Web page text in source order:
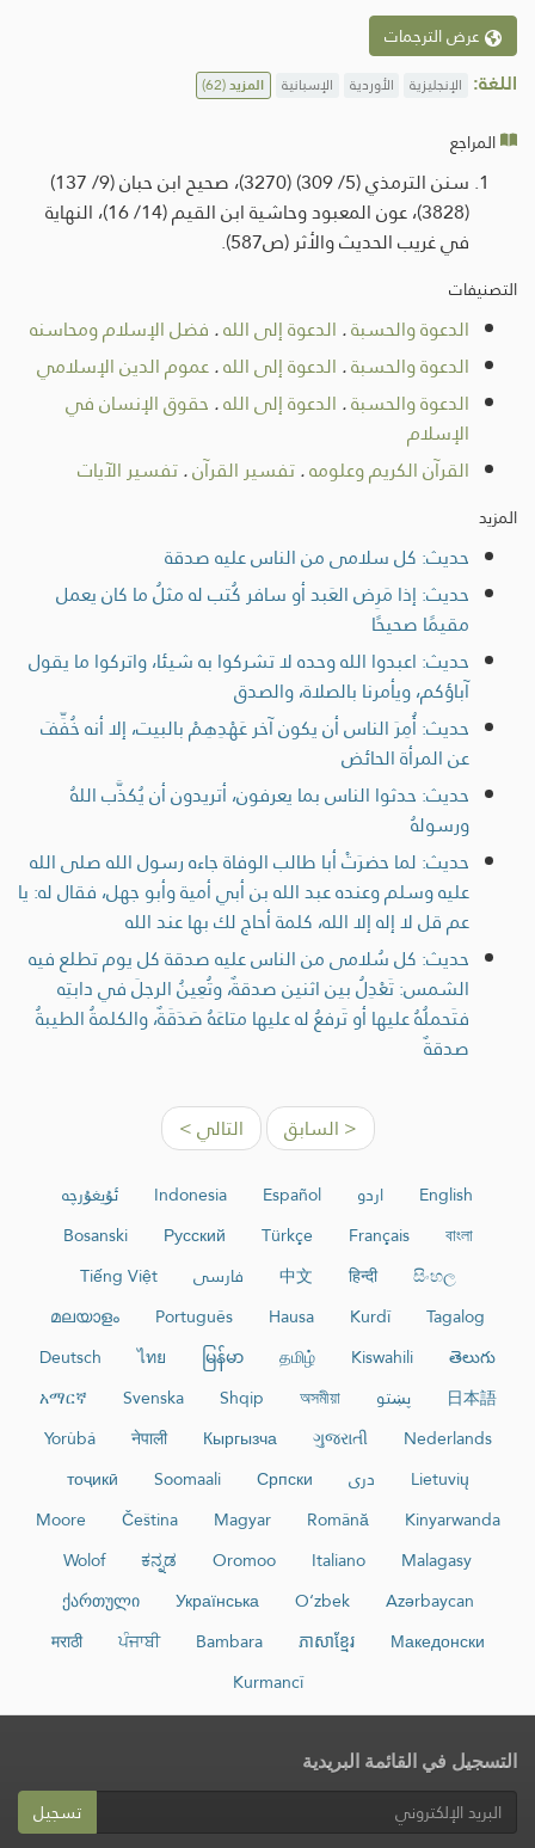
عرض الترجمات
اللغة: الإنجليزية الأوردية الإسبانية المزيد(62)
المراجع
سنن الترمذي (5/ 309) (3270)، صحيح ابن حبان (9/ 137)
(3828)، عون المعبود وحاشية ابن القيم (14/ 16)، النهاية
في غريب الحديث والأثر (ص587).
التصنيفات
الدعوة والحسبة. الدعوة إلى الله. فضل الإسلام ومحاسنه
الدعوة والحسبة. الدعوة إلى الله.عموم الدين الإسلامي
الدعوة والحسبة. الدعوة إلى الله. حقوق الإنسان في
الإسلام
القرآن الكريم وعلومه.تفسير القرآن.تفسير الآيات
المزيد
حديث: كل سلامى من الناس عليه صدقة
حديث: إذا مَرِض العَبد أو سافر كُتب له مثلُ ما كان يعمل
مقيمًا صحيحًا
حديث: اعبدوا الله وحده لا تشركوا به شيئا، واتركوا ما يقول
آباؤكم، ويأمرنا بالصلاة، والصدق
حديث: أُمِرَ الناس أن يكون آخر عَهْدِهِمْ بالبيت، إلا أنه خُفِّفَ
عن المرأة الحائض
حديث: حدثوا الناس بما يعرفون، أتريدون أن يُكذَّب اللهُ
ورسولهُ
حديث: لما حضرَتْ أبا طالب الوفاة جاءه رسول الله صلى الله
عليه وسلم وعنده عبد الله بن أبي أمية وأبو جهل، فقال له: يا
عم قل لا إله إلا الله، كلمة أحاج لك بها عند الله
حديث: كل سُلامى من الناس عليه صدقة كل يوم تطلع فيه
الشمس: تَعْدِلُ بين اثنين صدقةٌ، وتُعِينُ الرجلَ في دابتِه
فتَحملُهُ عليها أو تَرفعُ له عليها متاعَهُ صَدَقَةٌ، والكلمةُ الطيبةُ
صدقةٌ
< السابق التالي >
English اردو Español
Indonesia
ئۇيغۇرچە
বাংলা
Français
Türkçe
Русский
Bosanski
සිංහල
हिन्दी
中文 فارسی
Tiếng Việt
Tagalog
Kurdî
Hausa
Português
മലയാളം
తెలుగు
Kiswahili
தமிழ்
မြန်မာ
ไทย
Deutsch
日本語
پښتو অসমীয়া
Shqip
Svenska
አማርኛ
Nederlands
ગુજરાતી
Кыргызча
नेपाली
Yorùbá
Lietuvių
دری Српски
Soomaali
тоҷикӣ
Kinyarwanda
Română
Magyar
Čeština
Moore
Malagasy
Italiano
Oromoo
ಕನ್ನಡ
Wolof
Azərbaycan
O‘zbek
Українська
ქართული
Македонски
ភាសាខ្មែរ
Bambara
ਪੰਜਾਬੀ
मराठी
Kurmancî
التسجيل في القائمة البريدية
تسجيل